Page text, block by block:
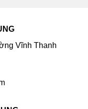
Vĩnh Thanh